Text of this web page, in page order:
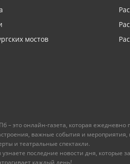
мостов
– это онлайн-газета, которая
важные события и мероприятия,
и театральные спектакли.
последние новости дня, которые
каждый день!